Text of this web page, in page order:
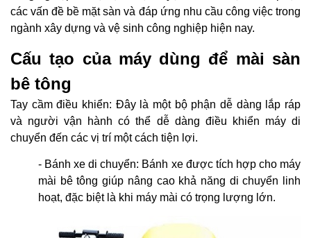
các vấn đề bề mặt sàn và đáp ứng nhu cầu công việc trong
ngành xây dựng và vệ sinh công nghiệp hiện nay.
Cấu tạo của máy dùng để mài sàn
bê tông
Tay cầm điều khiển: Đây là một bộ phận dễ dàng lắp ráp
và người vận hành có thể dễ dàng điều khiển máy di
chuyển đến các vị trí một cách tiện lợi.
- Bánh xe di chuyển: Bánh xe được tích hợp cho máy
mài bê tông giúp nâng cao khả năng di chuyển linh
hoạt, đặc biệt là khi máy mài có trọng lượng lớn.